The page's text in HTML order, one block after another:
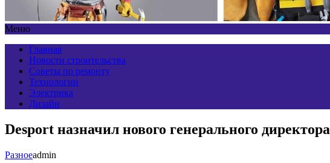
Меню
Главная
Новости строительства
Советы по ремонту
Технологии
Электрика
Дизайн
Desport назначил нового генерального директора
Разноеadmin